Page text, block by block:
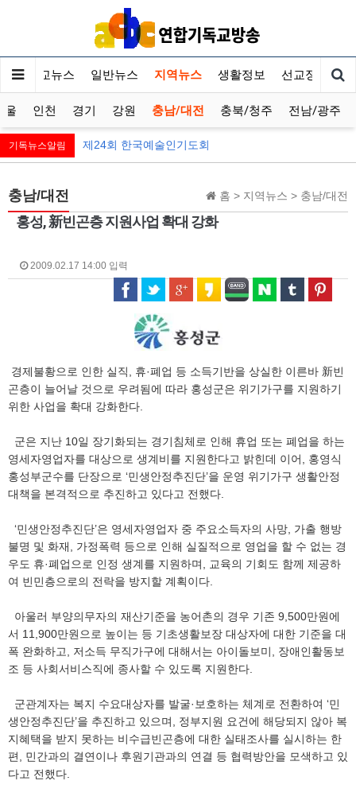
기독교뉴스 일반뉴스 지역뉴스 생활정보 선교정보
울 인천 경기 강원 충남/대전 충북/청주 전남/광주
기독뉴스알림 제24회 한국예술인기도회
홈 > 지역뉴스 > 충남/대전
충남/대전
홍성, 新빈곤층 지원사업 확대 강화
2009.02.17 14:00 입력
경제불황으로 인한 실직, 휴·폐업 등 소득기반을 상실한 이른바 新빈
곤층이 늘어날 것으로 우려됨에 따라 홍성군은 위기가구를 지원하기
위한 사업을 확대 강화한다.
군은 지난 10일 장기화되는 경기침체로 인해 휴업 또는 폐업을 하는
영세자영업자를 대상으로 생계비를 지원한다고 밝힌데 이어, 홍영식
홍성부군수를 단장으로 ‘민생안정추진단’을 운영 위기가구 생활안정
대책을 본격적으로 추진하고 있다고 전했다.
‘민생안정추진단’은 영세자영업자 중 주요소득자의 사망, 가출 행방
불명 및 화재, 가정폭력 등으로 인해 실질적으로 영업을 할 수 없는 경
우도 휴·폐업으로 인정 생계를 지원하며, 교육의 기회도 함께 제공하
여 빈민층으로의 전락을 방지할 계획이다.
아울러 부양의무자의 재산기준을 농어촌의 경우 기존 9,500만원에
서 11,900만원으로 높이는 등 기초생활보장 대상자에 대한 기준을 대
폭 완화하고, 저소득 무직가구에 대해서는 아이돌보미, 장애인활동보
조 등 사회서비스직에 종사할 수 있도록 지원한다.
군관계자는 복지 수요대상자를 발굴·보호하는 체계로 전환하여 ‘민
생안정추진단’을 추진하고 있으며, 정부지원 요건에 해당되지 않아 복
지혜택을 받지 못하는 비수급빈곤층에 대한 실태조사를 실시하는 한
편, 민간과의 결연이나 후원기관과의 연결 등 협력방안을 모색하고 있
다고 전했다.